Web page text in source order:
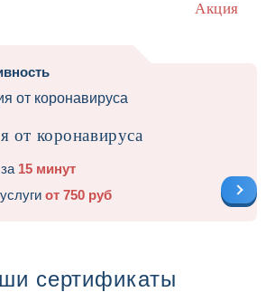
Акция
от коронавируса
15 минут
от 750 руб
сертификаты